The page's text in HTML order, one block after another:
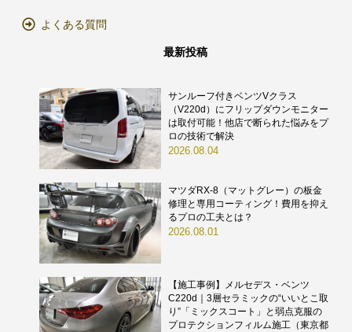
よくある質問
最新投稿
サンルーフ付きベンツVクラス
（V220d）にフリップダウンモニター
は取付可能！他店で断られた悩みをプ
ロの技術で解決
2026.08.04
マツダRX-8（マットグレー）の板金
修理と専用コーティング！費用を抑え
るプロの工夫とは？
2026.08.01
【施工事例】メルセデス・ベンツ
C220d｜3層セラミックの“いいとこ取
り”「ミックスコート」と弱点克服の
プロテクションフィルム施工（東京都